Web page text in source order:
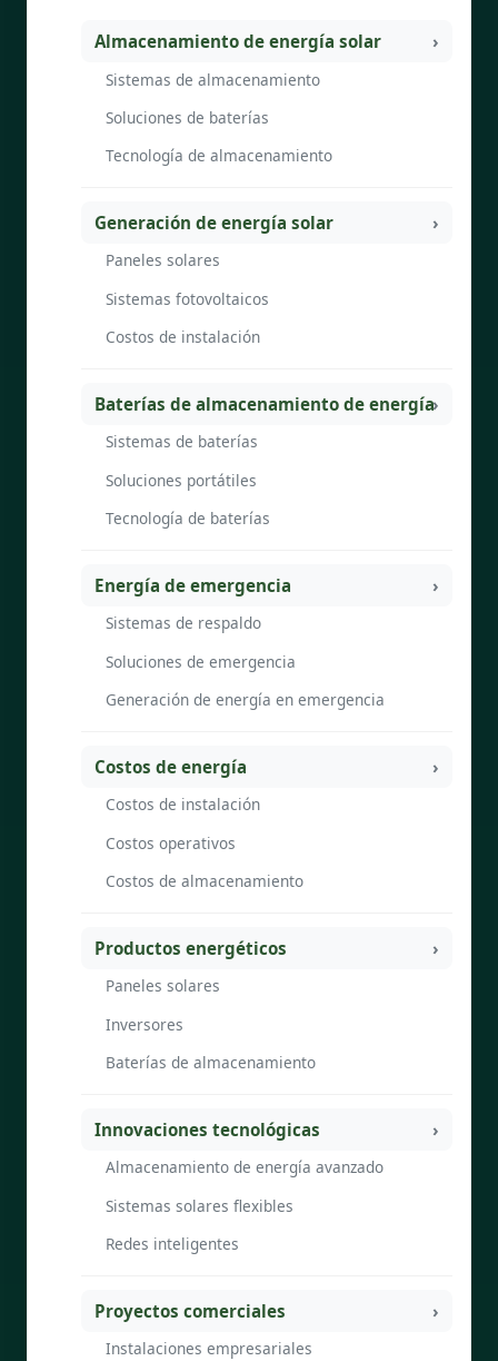
Almacenamiento de energía solar
Sistemas de almacenamiento
Soluciones de baterías
Tecnología de almacenamiento
Generación de energía solar
Paneles solares
Sistemas fotovoltaicos
Costos de instalación
Baterías de almacenamiento de energía
Sistemas de baterías
Soluciones portátiles
Tecnología de baterías
Energía de emergencia
Sistemas de respaldo
Soluciones de emergencia
Generación de energía en emergencia
Costos de energía
Costos de instalación
Costos operativos
Costos de almacenamiento
Productos energéticos
Paneles solares
Inversores
Baterías de almacenamiento
Innovaciones tecnológicas
Almacenamiento de energía avanzado
Sistemas solares flexibles
Redes inteligentes
Proyectos comerciales
Instalaciones empresariales